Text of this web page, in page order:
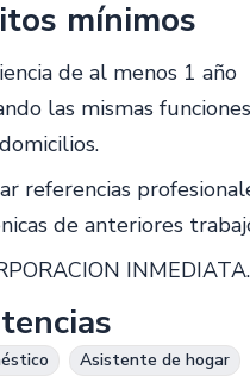
mínimos
de al menos 1 año
las mismas
referencias
de anteriores
INMEDIATA.
Asistente de hogar